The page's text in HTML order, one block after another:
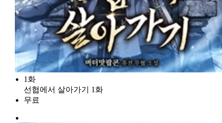
1화
선협에서 살아가기 1화
무료